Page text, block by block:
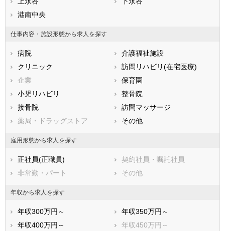
兵庫県
香川県
高知県
福岡県
長崎県
熊本県
鹿児島県
港南中央
仕事内容・施設形態から求人を探す
病院
介護福祉施設
クリニック
訪問リハビリ(在宅医療)
企業
保育園
小児リハビリ
整骨院
接骨院
訪問マッサージ
薬局・ドラッグストア
その他
雇用形態から求人を探す
正社員(正職員)
契約社員・嘱託社員
非常勤・パート
その他
年収から求人を探す
年収300万円～
年収350万円～
年収400万円～
年収450万円～